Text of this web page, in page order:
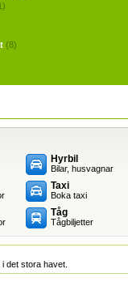
(8)
Hyrbil
Bilar, husvagnar
Taxi
Boka taxi
Tåg
Tågbiljetter
det stora havet.